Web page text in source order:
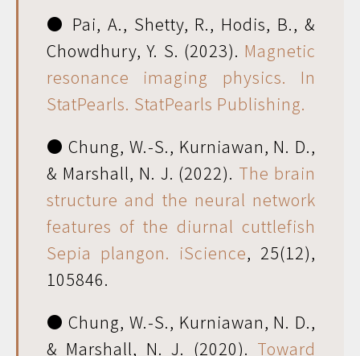
● Pai, A., Shetty, R., Hodis, B., &
Chowdhury, Y. S. (2023). Magnetic
resonance imaging physics. In
StatPearls. StatPearls Publishing.
● Chung, W.-S., Kurniawan, N. D.,
& Marshall, N. J. (2022). The brain
structure and the neural network
features of the diurnal cuttlefish
Sepia plangon. iScience, 25(12),
105846.
● Chung, W.-S., Kurniawan, N. D.,
& Marshall, N. J. (2020). Toward